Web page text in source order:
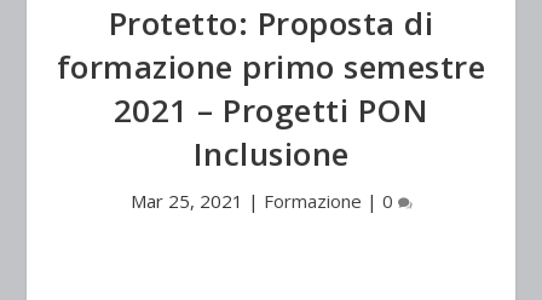
Protetto: Proposta di
formazione primo semestre
2021 – Progetti PON
Inclusione
Mar 25, 2021 | Formazione | 0